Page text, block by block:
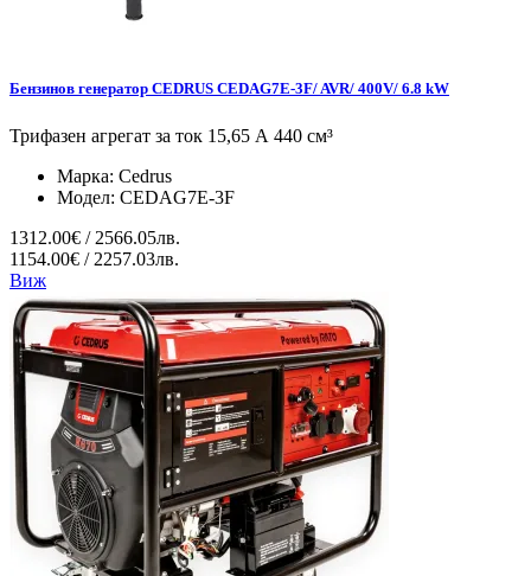
Бензинов генератор CEDRUS CEDAG7E-3F/ AVR/ 400V/ 6.8 kW
Трифазен агрегат за ток 15,65 А 440 см³
Марка: Cedrus
Модел: CEDAG7E-3F
1312.00€ / 2566.05лв.
1154.00€ / 2257.03лв.
Виж